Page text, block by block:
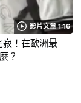
影片文章 1:16
！在歐洲最
？